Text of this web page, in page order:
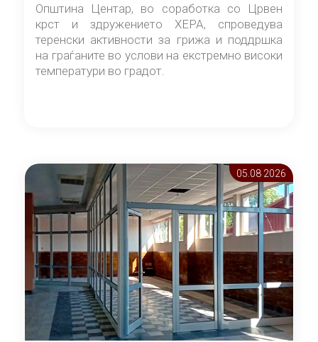
Општина Центар, во соработка со Црвен
крст и здружението ХЕРА, спроведува
теренски активности за грижа и поддршка
на граѓаните во услови на екстремно високи
температури во градот.
05.08 2026